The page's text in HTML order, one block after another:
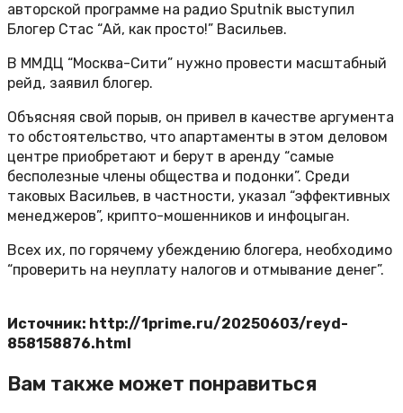
авторской программе на радио Sputnik выступил
Блогер Стас “Ай, как просто!” Васильев.
В ММДЦ “Москва-Сити” нужно провести масштабный
рейд, заявил блогер.
Объясняя свой порыв, он привел в качестве аргумента
то обстоятельство, что апартаменты в этом деловом
центре приобретают и берут в аренду “самые
бесполезные члены общества и подонки”. Среди
таковых Васильев, в частности, указал “эффективных
менеджеров”, крипто-мошенников и инфоцыган.
Всех их, по горячему убеждению блогера, необходимо
“проверить на неуплату налогов и отмывание денег”.
Источник: http://1prime.ru/20250603/reyd-
858158876.html
Вам также может понравиться